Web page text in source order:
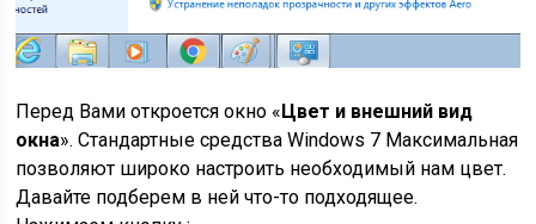
Перед Вами откроется окно «Цвет и внешний вид
окна». Стандартные средства Windows 7 Максимальная
позволяют широко настроить необходимый нам цвет.
Давайте подберем в ней что-то подходящее.